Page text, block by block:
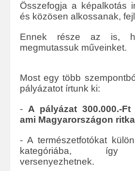
Összefogja a képalkotás
és közösen alkossanak,
Ennek része az is,
megmutassuk műveinket.
Most egy több
pályázatot írtunk ki:
- A pályázat 300.000.-
ami Magyarországon
- A természetfotókat
kategóriába, így
versenyezhetnek.